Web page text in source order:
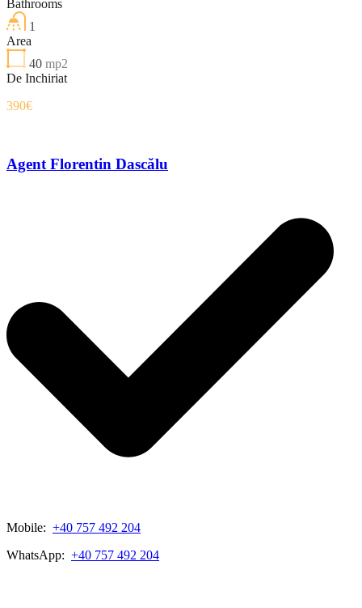
Bathrooms
1
Area
40 mp2
De Inchiriat
390€
Agent Florentin Dascălu
Mobile: +40 757 492 204
WhatsApp: +40 757 492 204